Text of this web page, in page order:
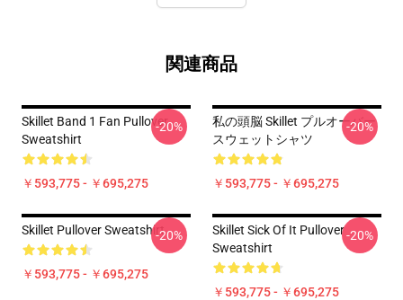
関連商品
Skillet Band 1 Fan Pullover
Sweatshirt
￥593,775 - ￥695,275
-20%
私の頭脳 Skillet プルオーバー
スウェットシャツ
￥593,775 - ￥695,275
-20%
Skillet Pullover Sweatshirt
￥593,775 - ￥695,275
-20%
Skillet Sick Of It Pullover
Sweatshirt
￥593,775 - ￥695,275
-20%